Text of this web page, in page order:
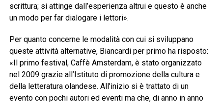
scrittura; si attinge dall’esperienza altrui e questo è anche
un modo per far dialogare i lettori».
Per quanto concerne le modalità con cui si sviluppano
queste attività alternative, Biancardi per primo ha risposto:
«Il primo festival, Caffè Amsterdam, è stato organizzato
nel 2009 grazie all’Istituto di promozione della cultura e
della letteratura olandese. All’inizio si è trattato di un
evento con pochi autori ed eventi ma che, di anno in anno